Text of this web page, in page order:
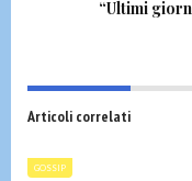
“Ultimi
Articoli correlati
GOSSIP